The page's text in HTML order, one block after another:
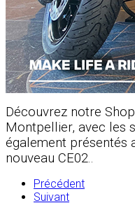
Découvrez notre
Montpellier, avec les
également présentés
nouveau CE02..
Précédent
Suivant